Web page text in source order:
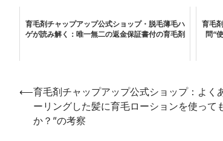
育毛剤チャップアップ公式ショップ・脱毛薄毛ハ
ゲが読み解く：唯一無二の返金保証書付の育毛剤
育毛
問“
投
⟵育毛剤チャップアップ公式ショップ：よく
ーリングした髪に育毛ローションを使って
か？”の考察